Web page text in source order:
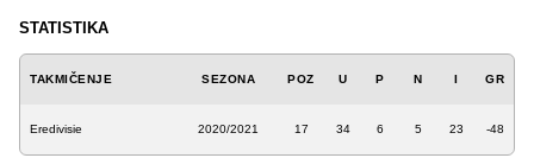
STATISTIKA
TAKMIČENJE SEZONA POZ U P N I GR
Eredivisie 2020/2021 17 34 6 5 23 -48